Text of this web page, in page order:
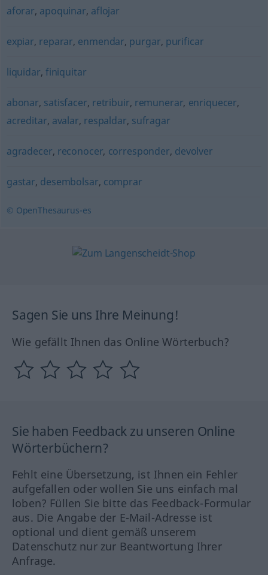
aforar, apoquinar, aflojar
expiar, reparar, enmendar, purgar, purificar
liquidar, finiquitar
abonar, satisfacer, retribuir, remunerar, enriquecer,
acreditar, avalar, respaldar, sufragar
agradecer, reconocer, corresponder, devolver
gastar, desembolsar, comprar
© OpenThesaurus-es
Sagen Sie uns Ihre Meinung!
Wie gefällt Ihnen das Online Wörterbuch?
Sie haben Feedback zu unseren Online
Wörterbüchern?
Fehlt eine Übersetzung, ist Ihnen ein Fehler
aufgefallen oder wollen Sie uns einfach mal
loben? Füllen Sie bitte das Feedback-Formular
aus. Die Angabe der E-Mail-Adresse ist
optional und dient gemäß unserem
Datenschutz nur zur Beantwortung Ihrer
Anfrage.